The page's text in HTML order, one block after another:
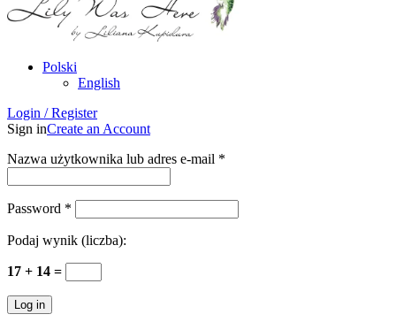
Polski
English
Login / Register
Sign inCreate an Account
Nazwa użytkownika lub adres e-mail *
Password *
Podaj wynik (liczba):
17 + 14 =
Log in